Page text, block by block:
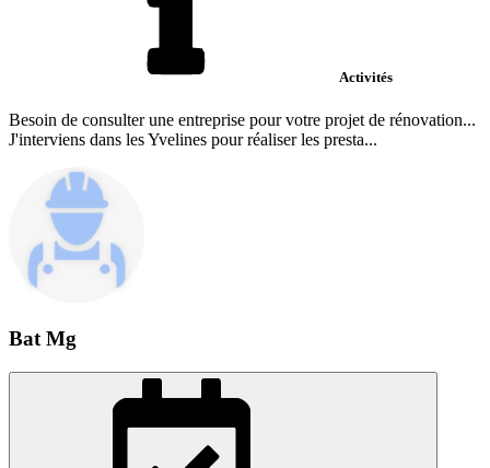
Activités
Besoin de consulter une entreprise pour votre projet de rénovation...
J'interviens dans les Yvelines pour réaliser les presta...
Bat Mg